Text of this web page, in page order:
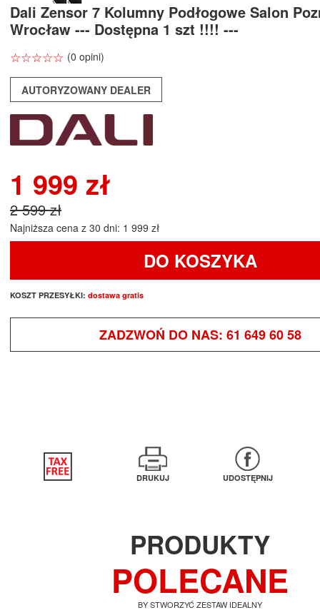
Dali Zensor 7 Kolumny Podłogowe Salon
Wrocław --- Dostępna 1 szt !!!! ---
☆☆☆☆☆
★★★★★ (0 opini)
AUTORYZOWANY DEALER
1 999 zł
2 599 zł
Najniższa cena z 30 dni: 1 999 zł
DO KOSZYKA
KOSZT PRZESYŁKI: dostawa gratis
ZADZWOŃ DO NAS: 61 649 60 58
DRUKUJ UDOSTĘPNIJ
PRODUKTY
POLECANE
BY STWORZYĆ ZESTAW IDEALNY